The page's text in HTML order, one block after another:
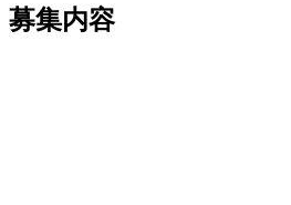
募集内容